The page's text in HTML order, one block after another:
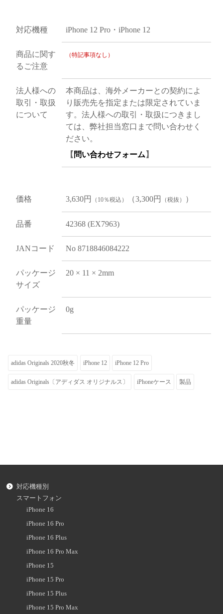
対応機種 iPhone 12 Pro・iPhone 12
商品に関す
るご注意
（特記事項なし）
法人様への
取引・取扱
について
本商品は、海外メーカーとの契約によ
り販売先を指定または限定されていま
す。法人様への取引・取扱につきまし
ては、弊社担当窓口まで問い合わせく
ださい。
【 問い合わせフォーム 】
価格 3,630円 （10％税込） （3,300円 （税抜） ）
品番 42368 (EX7963)
JANコード No 8718846084222
パッケージ
サイズ
20 × 11 × 2mm
パッケージ
重量
0g
adidas Originals 2020秋冬 iPhone 12 iPhone 12 Pro
adidas Originals〔アディダス オリジナルス〕 iPhoneケース 製品
対応機種別
スマートフォン
iPhone 16
iPhone 16 Pro
iPhone 16 Plus
iPhone 16 Pro Max
iPhone 15
iPhone 15 Pro
iPhone 15 Plus
iPhone 15 Pro Max